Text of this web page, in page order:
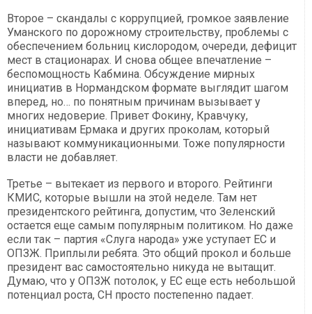
Второе – скандалы с коррупцией, громкое заявление
Уманского по дорожному строительству, проблемы с
обеспечением больниц кислородом, очереди, дефицит
мест в стационарах. И снова общее впечатление –
беспомощность Кабмина. Обсуждение мирных
инициатив в Нормандском формате выглядит шагом
вперед, но… по понятным причинам вызывает у
многих недоверие. Привет Фокину, Кравчуку,
инициативам Ермака и других проколам, который
называют коммуникационными. Тоже популярности
власти не добавляет.
Третье – вытекает из первого и второго. Рейтинги
КМИС, которые вышли на этой неделе. Там нет
президентского рейтинга, допустим, что Зеленский
остается еще самым популярным политиком. Но даже
если так – партия «Слуга народа» уже уступает ЕС и
ОПЗЖ. Приплыли ребята. Это общий прокол и больше
президент вас самостоятельно никуда не вытащит.
Думаю, что у ОПЗЖ потолок, у ЕС еще есть небольшой
потенциал роста, СН просто постепенно падает.